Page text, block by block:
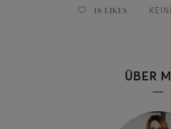
18 LIKES
ÜBER